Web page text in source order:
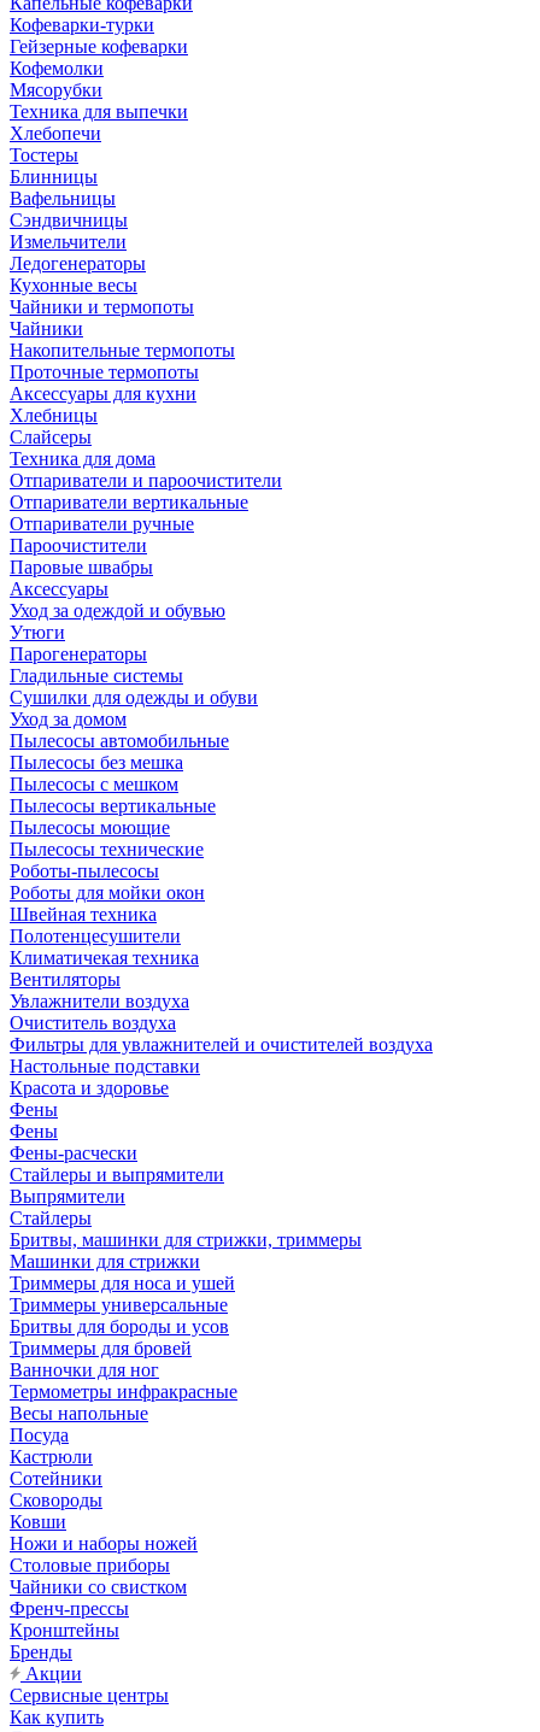
Кофеварки-турки
Гейзерные кофеварки
Кофемолки
Мясорубки
Техника для выпечки
Хлебопечи
Тостеры
Блинницы
Вафельницы
Сэндвичницы
Измельчители
Ледогенераторы
Кухонные весы
Чайники и термопоты
Чайники
Накопительные термопоты
Проточные термопоты
Аксессуары для кухни
Хлебницы
Слайсеры
Техника для дома
Отпариватели и пароочистители
Отпариватели вертикальные
Отпариватели ручные
Пароочистители
Паровые швабры
Аксессуары
Уход за одеждой и обувью
Утюги
Парогенераторы
Гладильные системы
Сушилки для одежды и обуви
Уход за домом
Пылесосы автомобильные
Пылесосы без мешка
Пылесосы с мешком
Пылесосы вертикальные
Пылесосы моющие
Пылесосы технические
Роботы-пылесосы
Роботы для мойки окон
Швейная техника
Полотенцесушители
Климатичекая техника
Вентиляторы
Увлажнители воздуха
Очиститель воздуха
Фильтры для увлажнителей и очистителей воздуха
Настольные подставки
Красота и здоровье
Фены
Фены
Фены-расчески
Стайлеры и выпрямители
Выпрямители
Стайлеры
Бритвы, машинки для стрижки, триммеры
Машинки для стрижки
Триммеры для носа и ушей
Триммеры универсальные
Бритвы для бороды и усов
Триммеры для бровей
Ванночки для ног
Термометры инфракрасные
Весы напольные
Посуда
Кастрюли
Сотейники
Сковороды
Ковши
Ножи и наборы ножей
Столовые приборы
Чайники со свистком
Френч-прессы
Кронштейны
Бренды
Акции
Сервисные центры
Как купить